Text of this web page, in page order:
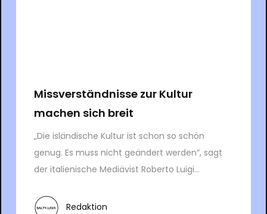
Missverständnisse zur Kultur
machen sich breit
„Die isländische Kultur ist schon so schön
genug. Es muss nicht geändert werden“, sagt
der italienische Mediävist Roberto Luigi...
Redaktion